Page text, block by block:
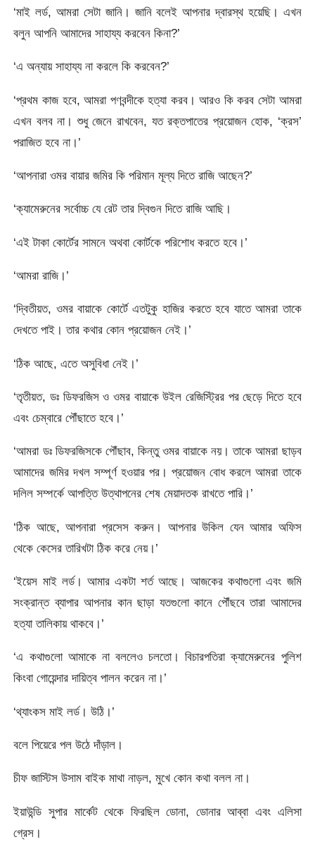
‘মাই লর্ড, আমরা সেটা জানি। জানি বলেই আপনার দ্বারস্থ হয়েছি। এখন
বলুন আপনি আমাদের সাহায্য করবেন কিনা?’
‘এ অন্যায় সাহায্য না করলে কি করবেন?’
‘প্রথম কাজ হবে, আমরা পণবন্দীকে হত্যা করব। আরও কি করব সেটা আমরা
এখন বলব না। শুধু জেনে রাখবেন, যত রক্তপাতের প্রয়োজন হোক, ‘ক্রস’
পরাজিত হবে না।’
‘আপনারা ওমর বায়ার জমির কি পরিমান মূল্য দিতে রাজি আছেন?’
‘ক্যামেরুনের সর্বোচ্চ যে রেট তার দ্বিগুন দিতে রাজি আছি।
‘এই টাকা কোর্টের সামনে অথবা কোর্টকে পরিশোধ করতে হবে।’
‘আমরা রাজি।’
‘দ্বিতীয়ত, ওমর বায়াকে কোর্টে এতটুকু হাজির করতে হবে যাতে আমরা তাকে
দেখতে পাই। তার কথার কোন প্রয়োজন নেই।’
‘ঠিক আছে, এতে অসুবিধা নেই।’
‘তৃতীয়ত, ডঃ ডিফরজিস ও ওমর বায়াকে উইল রেজিস্ট্রির পর ছেড়ে দিতে হবে
এবং চেম্বারে পৌঁছাতে হবে।’
‘আমরা ডঃ ডিফরজিসকে পৌঁছাব, কিন্তু ওমর বায়াকে নয়। তাকে আমরা ছাড়ব
আমাদের জমির দখল সম্পূর্ণ হওয়ার পর। প্রয়োজন বোধ করলে আমরা তাকে
দলিল সম্পর্কে আপত্তি উত্থাপনের শেষ মেয়াদতক রাখতে পারি।’
‘ঠিক আছে, আপনারা প্রসেস করুন। আপনার উকিল যেন আমার অফিস
থেকে কেসের তারিখটা ঠিক করে নেয়।’
‘ইয়েস মাই লর্ড। আমার একটা শর্ত আছে। আজকের কথাগুলো এবং জমি
সংক্রান্ত ব্যাপার আপনার কান ছাড়া যতগুলো কানে পৌঁছবে তারা আমাদের
হত্যা তালিকায় থাকবে।’
‘এ কথাগুলো আমাকে না বললেও চলতো। বিচারপতিরা ক্যামেরুনের পুলিশ
কিংবা গোয়েন্দার দায়িত্ব পালন করেন না।’
‘থ্যাংকস মাই লর্ড। উঠি।’
বলে পিয়েরে পল উঠে দাঁড়াল।
চীফ জাস্টিস উসাম বাইক মাথা নাড়ল, মুখে কোন কথা বলল না।
ইয়াউন্ডি সুপার মার্কেট থেকে ফিরছিল ডোনা, ডোনার আব্বা এবং এলিসা
গ্রেস।